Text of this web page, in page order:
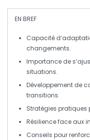
EN BREF
Capacité
changements.
Importance de
situations.
Développement de
transitions.
Stratégies pratiques
Résilience face aux
Conseils pour